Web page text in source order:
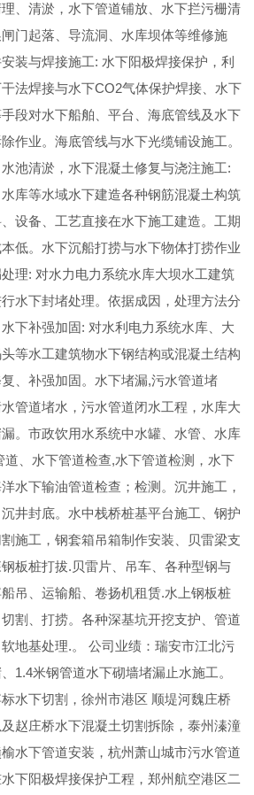
、清淤，水下管道铺放、水下拦污栅清
门起落、导流洞、水库坝体等维修施
装与焊接施工: 水下阳极焊接保护，利
法焊接与水下CO2气体保护焊接、水下
段对水下船舶、平台、海底管线及水下
作业。海底管线与水下光缆铺设施工。
池清淤，水下混凝土修复与浇注施工:
库等水域水下建造各种钢筋混凝土构筑
设备、工艺直接在水下施工建造。工期
低。水下沉船打捞与水下物体打捞作业
理: 对水力电力系统水库大坝水工建筑
水下封堵处理。依据成因，处理方法分
下补强加固: 对水利电力系统水库、大
等水工建筑物水下钢结构或混凝土结构
、补强加固。水下堵漏,污水管道堵
管道堵水，污水管道闭水工程，水库大
。市政饮用水系统中水罐、水管、水库
道、水下管道检查,水下管道检测，水下
水下输油管道检查；检测。沉井施工，
井封底。水中栈桥桩基平台施工、钢护
施工，钢套箱吊箱制作安装、贝雷梁支
板桩打拔.贝雷片、吊车、各种型钢与
吊、运输船、卷扬机租赁.水上钢板桩
割、打捞。各种深基坑开挖支护、管道
地基处理.。 公司业绩：瑞安市江北污
1.4米钢管道水下砌墙堵漏止水施工。
水下切割，徐州市港区 顺堤河魏庄桥
赵庄桥水下混凝土切割拆除，泰州溱潼
水下管道安装，杭州萧山城市污水管道
下阳极焊接保护工程，郑州航空港区二